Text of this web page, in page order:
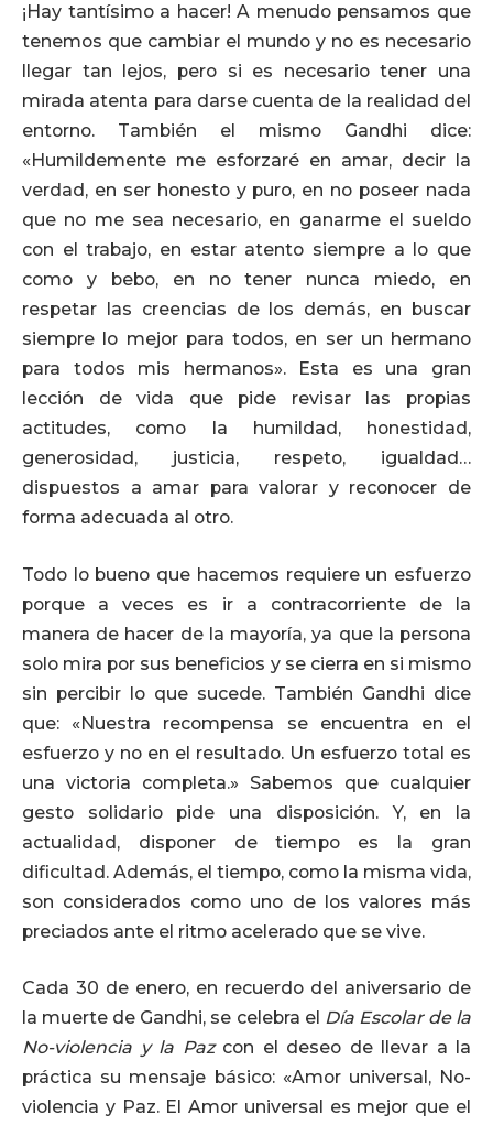
¡Hay tantísimo a hacer! A menudo pensamos que
tenemos que cambiar el mundo y no es necesario
llegar tan lejos, pero si es necesario tener una
mirada atenta para darse cuenta de la realidad del
entorno. También el mismo Gandhi dice:
«Humildemente me esforzaré en amar, decir la
verdad, en ser honesto y puro, en no poseer nada
que no me sea necesario, en ganarme el sueldo
con el trabajo, en estar atento siempre a lo que
como y bebo, en no tener nunca miedo, en
respetar las creencias de los demás, en buscar
siempre lo mejor para todos, en ser un hermano
para todos mis hermanos». Esta es una gran
lección de vida que pide revisar las propias
actitudes, como la humildad, honestidad,
generosidad, justicia, respeto, igualdad…
dispuestos a amar para valorar y reconocer de
forma adecuada al otro.
Todo lo bueno que hacemos requiere un esfuerzo
porque a veces es ir a contracorriente de la
manera de hacer de la mayoría, ya que la persona
solo mira por sus beneficios y se cierra en si mismo
sin percibir lo que sucede. También Gandhi dice
que: «Nuestra recompensa se encuentra en el
esfuerzo y no en el resultado. Un esfuerzo total es
una victoria completa.» Sabemos que cualquier
gesto solidario pide una disposición. Y, en la
actualidad, disponer de tiempo es la gran
dificultad. Además, el tiempo, como la misma vida,
son considerados como uno de los valores más
preciados ante el ritmo acelerado que se vive.
Cada 30 de enero, en recuerdo del aniversario de
la muerte de Gandhi, se celebra el Día Escolar de la
No-violencia y la Pazcon el deseo de llevar a la
práctica su mensaje básico: «Amor universal, No-
violencia y Paz. El Amor universal es mejor que el